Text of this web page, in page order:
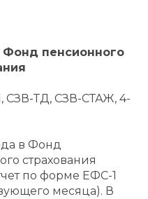
Фонд пенсионного
СЗВ-ТД, СЗВ-СТАЖ, 4-
в Фонд
страхования
по форме ЕФС-1
месяца). В